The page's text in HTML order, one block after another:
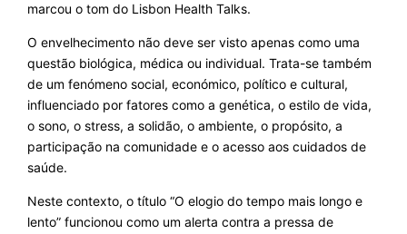
marcou o tom do Lisbon Health Talks.
O envelhecimento não deve ser visto apenas como uma
questão biológica, médica ou individual. Trata-se também
de um fenómeno social, económico, político e cultural,
influenciado por fatores como a genética, o estilo de vida,
o sono, o stress, a solidão, o ambiente, o propósito, a
participação na comunidade e o acesso aos cuidados de
saúde.
Neste contexto, o título “O elogio do tempo mais longo e
lento” funcionou como um alerta contra a pressa de